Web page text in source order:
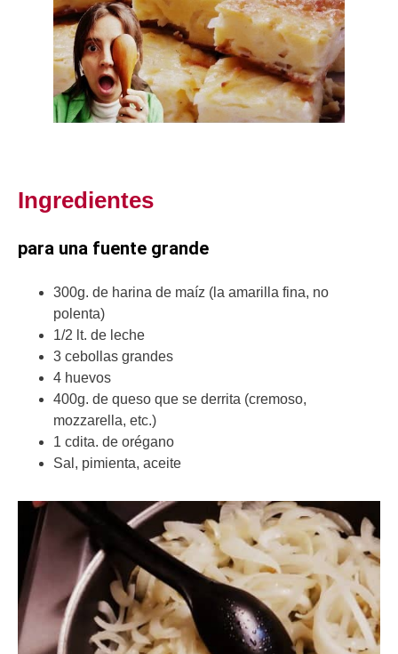
Ingredientes
para una fuente grande
300g. de harina de maíz (la amarilla fina, no
polenta)
1/2 lt. de leche
3 cebollas grandes
4 huevos
400g. de queso que se derrita (cremoso,
mozzarella, etc.)
1 cdita. de orégano
Sal, pimienta, aceite